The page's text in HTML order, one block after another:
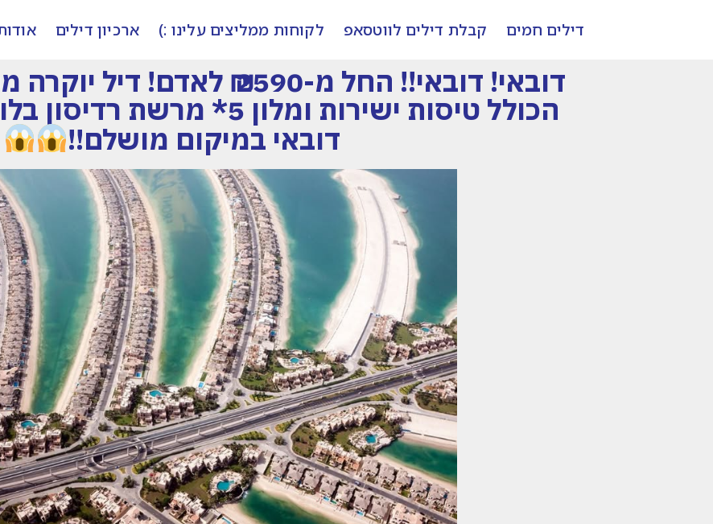
דילים חמים קבלת דילים לווטסאפ לקוחות ממליצים עלינו :) ארכיון דילים
דובאי! דובאי!! החל מ-2590 ₪
הכולל טיסות ישירות ומלון 5*
דובאי במיקום מושלם!!